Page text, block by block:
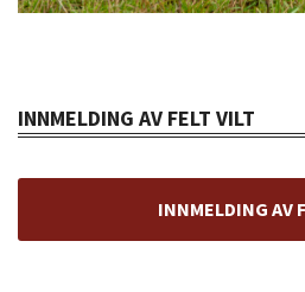
INNMELDING AV FELT VILT
INNMELDING AV